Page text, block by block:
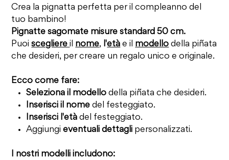
Crea la pignatta perfetta per il compleanno del
tuo bambino!
Pignatte sagomate misure standard 50 cm.
Puoiscegliereil nome, l'età e il modello della piñata
che desideri, per creare un regalo unico e originale.
Ecco come fare:
Seleziona il modello della piñata che desideri.
Inserisci il nome del festeggiato.
Inserisci l'età del festeggiato.
Aggiungieventuali dettagli personalizzati.
I nostri modelli includono: